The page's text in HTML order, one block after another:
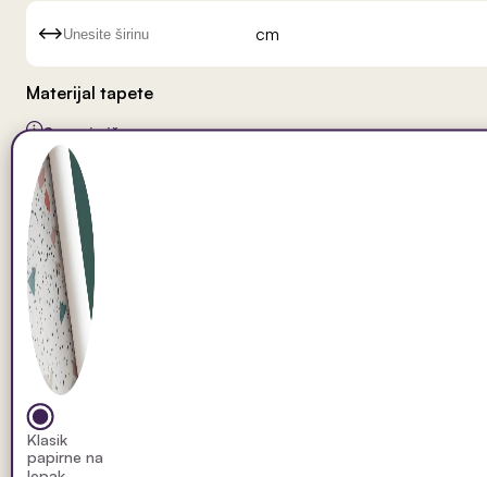
cm
Materijal tapete
Saznaj više
Klasik
papirne na